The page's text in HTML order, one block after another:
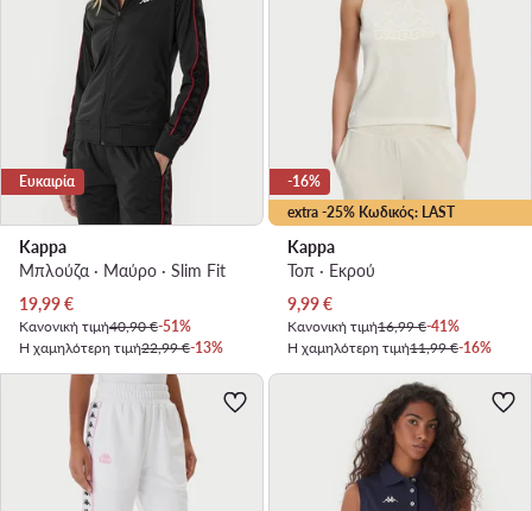
Ευκαιρία
Kappa
Μπλούζα · Μαύρο · Slim Fit
Τρέχουσα τιμή
19,99€
Κανονική τιμή40,90 €-51%
Η χαμηλότερη τιμή22,99 €-13%
extra -25% Κωδικός: LAST
-16%
Kappa
Τοπ · Εκρού
Τρέχουσα τιμή
9,99€
Κανονική τιμή16,99 €-41%
Η χαμηλότερη τιμή11,99 €-16%